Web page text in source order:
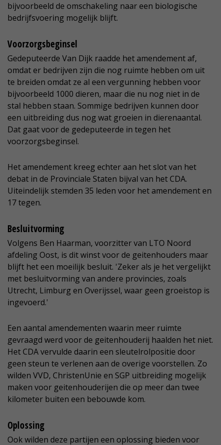
bijvoorbeeld de omschakeling naar een biologische
bedrijfsvoering mogelijk blijft.
Voorzorgsbeginsel
Gedeputeerde Van Dijk raadde het amendement af,
omdat er bedrijven zijn die nog ruimte hebben om uit
te breiden omdat ze al een vergunning hebben voor
bijvoorbeeld 1000 dieren, maar die nu nog niet in de
stal hebben staan. Sommige bedrijven kunnen door
een uitbreiding dus nog wat groeien in dierenaantal.
Dat gaat voor de gedeputeerde in tegen het
voorzorgsbeginsel.
Het amendement kreeg echter aan het slot van het
debat in de Provinciale Staten bijval van het CDA.
Uiteindelijk stemden 35 leden voor het amendement en
17 tegen.
Besluitvorming
Volgens Ben Haarman, voorzitter van LTO Noord
afdeling Oost, is dit winst voor de geitenhouders maar
blijft het een moeilijk besluit. 'Zeker als je het vergelijkt
met besluitvorming van andere provincies, zoals
Utrecht, Limburg en Overijssel, waar geen groeistop is
ingevoerd.'
Een aantal amendementen waarin meer ruimte
gevraagd werd voor de geitenhouderij haalden het niet.
Het CDA vervulde daarin een sleutelrolpositie door
geen steun te verlenen aan de overige voorstellen. Zo
wilden VVD, ChristenUnie en SGP uitbreiding mogelijk
maken voor geitenhouderijen die op meer dan twee
kilometer buiten een bebouwde kom.
Oplossing
Ook wilden deze partijen een oplossing bieden voor